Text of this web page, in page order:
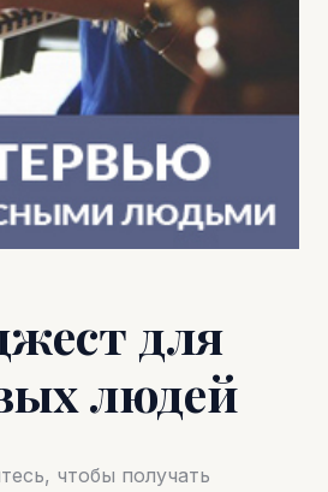
для
людей
чтобы получать